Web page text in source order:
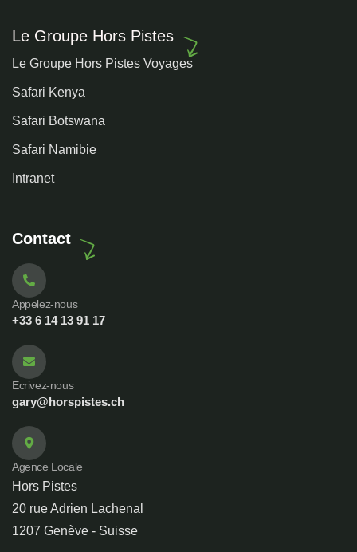
Le Groupe Hors Pistes
Le Groupe Hors Pistes Voyages
Safari Kenya
Safari Botswana
Safari Namibie
Intranet
Contact
Appelez-nous
+33 6 14 13 91 17
Ecrivez-nous
gary@horspistes.ch
Agence Locale
Hors Pistes
20 rue Adrien Lachenal
1207 Genève - Suisse